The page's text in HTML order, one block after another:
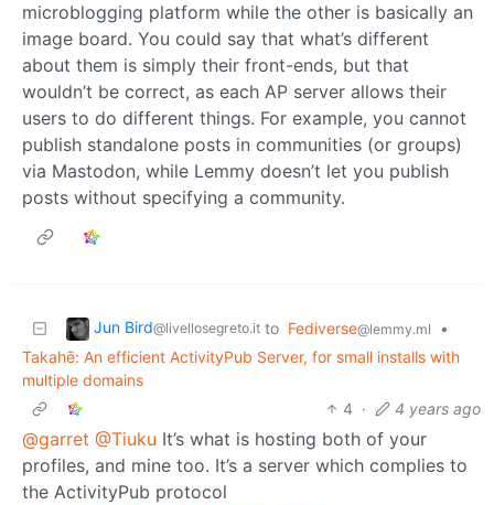
microblogging platform while the other is basically an
image board. You could say that what’s different
about them is simply their front-ends, but that
wouldn’t be correct, as each AP server allows their
users to do different things. For example, you cannot
publish standalone posts in communities (or groups)
via Mastodon, while Lemmy doesn’t let you publish
posts without specifying a community.
Jun Bird@livellosegreto.it to Fediverse@lemmy.ml
•
Takahē: An efficient ActivityPub Server, for small installs with
multiple domains
4 · 4 years ago
@garret @Tiuku It’s what is hosting both of your
profiles, and mine too. It’s a server which complies to
the ActivityPub protocol